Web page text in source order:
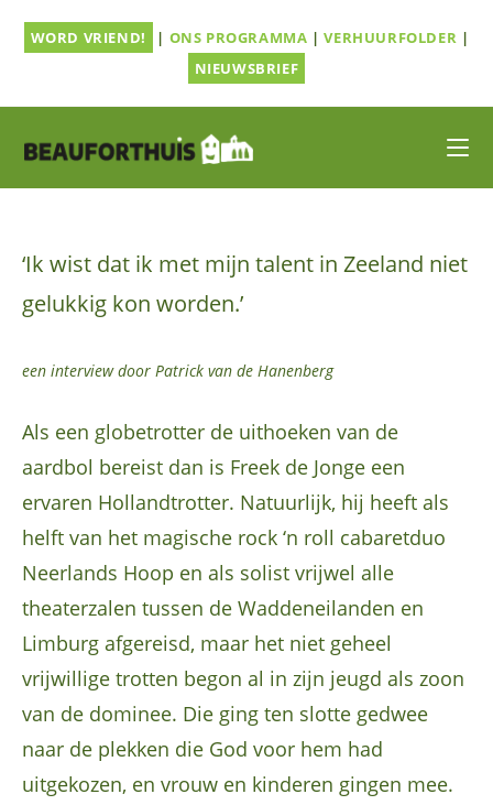
naarWORD VRIEND! | ONS PROGRAMMA |VERHUURFOLDER |
NIEUWSBRIEF
‘Ik wist dat ik met mijn talent in Zeeland niet
gelukkig kon worden.’
een interview door Patrick van de Hanenberg
Als een globetrotter de uithoeken van de
aardbol bereist dan is Freek de Jonge een
ervaren Hollandtrotter. Natuurlijk, hij heeft als
helft van het magische rock ‘n roll cabaretduo
Neerlands Hoop en als solist vrijwel alle
theaterzalen tussen de Waddeneilanden en
Limburg afgereisd, maar het niet geheel
vrijwillige trotten begon al in zijn jeugd als zoon
van de dominee. Die ging ten slotte gedwee
naar de plekken die God voor hem had
uitgekozen, en vrouw en kinderen gingen mee.